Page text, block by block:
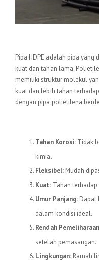
Pipa HDPE adalah pipa
kuat dan tahan lama.
memiliki struktur molekul
kuat dan lebih tahan
dengan pipa polietilena
Tahan Korosi: Tidak
kimia.
Fleksibel: Mudah
Kuat: Tahan
Umur Panjang: Dapat
dalam kondisi ideal.
Rendah
setelah pemasangan.
Lingkungan: Ramah